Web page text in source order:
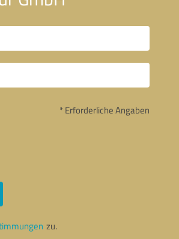
* Erforderliche Angaben
zu.